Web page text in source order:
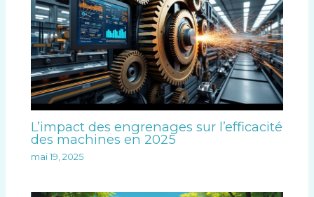
L’impact des engrenages sur l’efficacité
des machines en 2025
mai 19, 2025